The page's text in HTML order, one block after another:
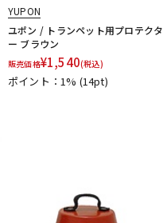
YUPON
ユポン / トランペット用プロテクタ
ー ブラウン
販売価格¥1,540(税込)
ポイント：1% (14pt)